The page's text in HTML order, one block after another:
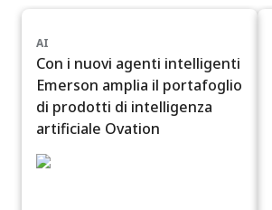
AI
Con i nuovi agenti intelligenti
Emerson amplia il portafoglio
di prodotti di intelligenza
artificiale Ovation